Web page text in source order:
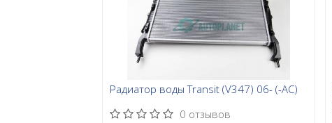
Радиатор воды Transit (V347) 06- (-AC)
0 отзывов